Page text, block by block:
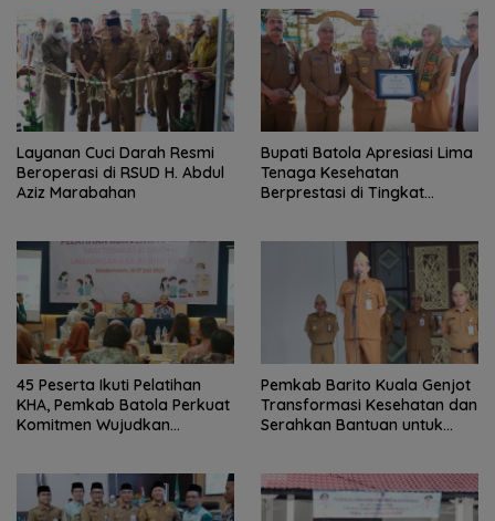
Layanan Cuci Darah Resmi
Beroperasi di RSUD H. Abdul
Aziz Marabahan
Bupati Batola Apresiasi Lima
Tenaga Kesehatan
Berprestasi di Tingkat
45 Peserta Ikuti Pelatihan
KHA, Pemkab Batola Perkuat
Komitmen Wujudkan
Pemkab Barito Kuala Genjot
Transformasi Kesehatan dan
Serahkan Bantuan untuk